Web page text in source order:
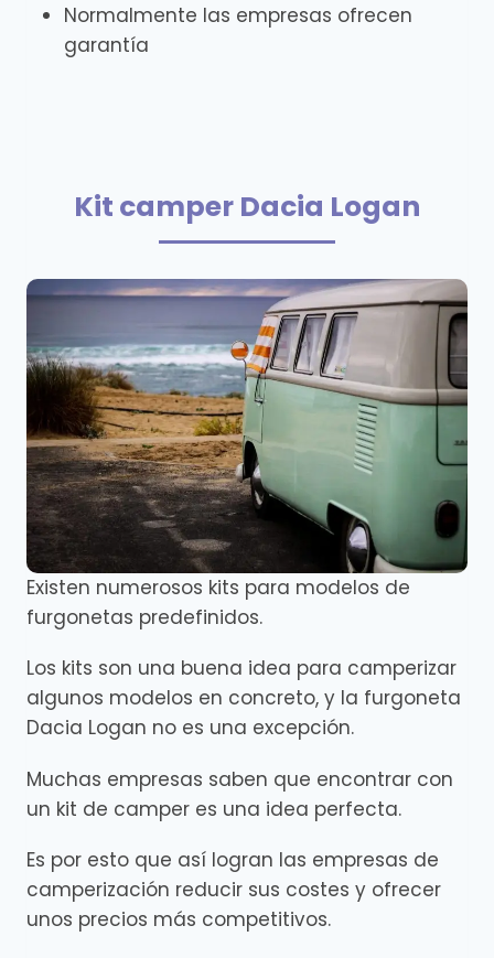
Normalmente las empresas ofrecen
garantía
Kit camper Dacia Logan
Existen numerosos kits para modelos de
furgonetas predefinidos.
Los kits son una buena idea para camperizar
algunos modelos en concreto, y la furgoneta
Dacia Logan no es una excepción.
Muchas empresas saben que encontrar con
un kit de camper es una idea perfecta.
Es por esto que así logran las empresas de
camperización reducir sus costes y ofrecer
unos precios más competitivos.